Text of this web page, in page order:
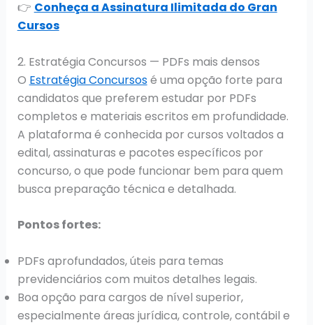
👉 Conheça a Assinatura Ilimitada do Gran
Cursos
2. Estratégia Concursos — PDFs mais densos
O Estratégia Concursosé uma opção forte para
candidatos que preferem estudar por PDFs
completos e materiais escritos em profundidade.
A plataforma é conhecida por cursos voltados a
edital, assinaturas e pacotes específicos por
concurso, o que pode funcionar bem para quem
busca preparação técnica e detalhada.
Pontos fortes:
PDFs aprofundados, úteis para temas
previdenciários com muitos detalhes legais.
Boa opção para cargos de nível superior,
especialmente áreas jurídica, controle, contábil e